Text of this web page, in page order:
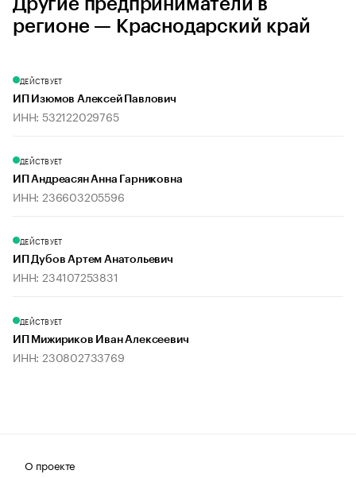
Другие предприниматели в
регионе — Краснодарский край
ДЕЙСТВУЕТ
ИП Изюмов Алексей Павлович
ИНН: 532122029765
ДЕЙСТВУЕТ
ИП Андреасян Анна Гарниковна
ИНН: 236603205596
ДЕЙСТВУЕТ
ИП Дубов Артем Анатольевич
ИНН: 234107253831
ДЕЙСТВУЕТ
ИП Мижириков Иван Алексеевич
ИНН: 230802733769
О проекте